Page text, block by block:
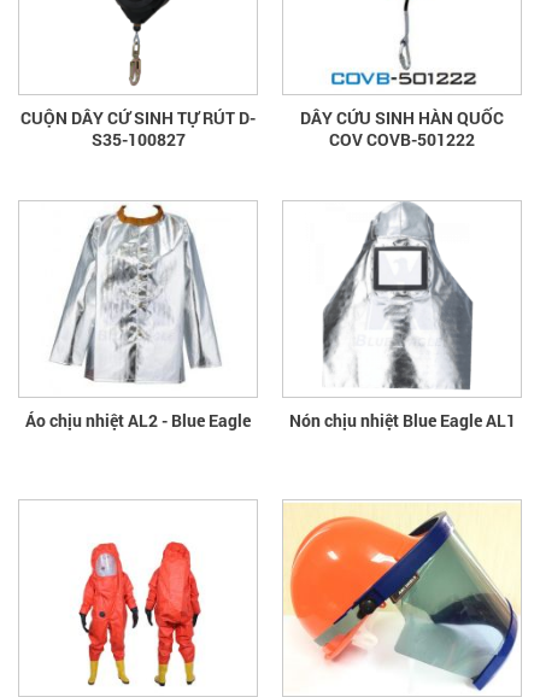
CUỘN DÂY CỨ SINH TỰ RÚT D-
S35-100827
DÂY CỨU SINH HÀN QUỐC
COV COVB-501222
Áo chịu nhiệt AL2 - Blue Eagle Nón chịu nhiệt Blue Eagle AL1